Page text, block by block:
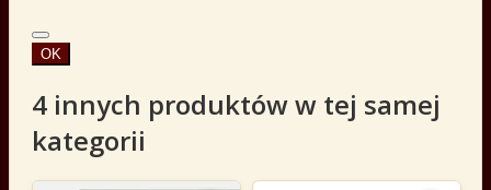
OK
4 innych produktów w tej samej
kategorii